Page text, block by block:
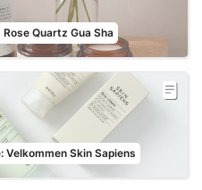
Quartz Gua Sha
Skin Sapiens